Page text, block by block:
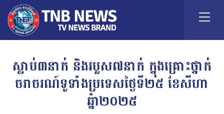
ស្លាប់៣នាក់ និងរបួស៧នាក់ ក្នុងគ្រោះថ្នាក់
ចរាចរណ៍ទូទាំងប្រទេសថ្ងៃទី២៥ ខែសីហា
ឆ្នំា២០២៥